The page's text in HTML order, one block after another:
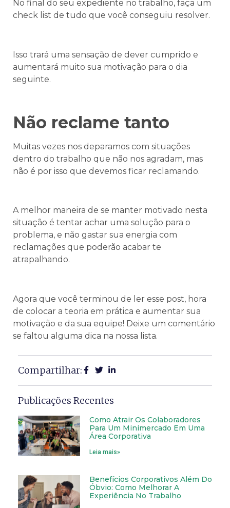
No final do seu expediente no trabalho, faça um
check list de tudo que você conseguiu resolver.
Isso trará uma sensação de dever cumprido e
aumentará muito sua motivação para o dia
seguinte.
Não reclame tanto
Muitas vezes nos deparamos com situações
dentro do trabalho que não nos agradam, mas
não é por isso que devemos ficar reclamando.
A melhor maneira de se manter motivado nesta
situação é tentar achar uma solução para o
problema, e não gastar sua energia com
reclamações que poderão acabar te
atrapalhando.
Agora que você terminou de ler esse post, hora
de colocar a teoria em prática e aumentar sua
motivação e da sua equipe! Deixe um comentário
se faltou alguma dica na nossa lista.
Compartilhar:
Publicações Recentes
Como Atrair Os Colaboradores
Para Um Minimercado Em Uma
Área Corporativa
Leia mais»
Benefícios Corporativos Além Do
Óbvio: Como Melhorar A
Experiência No Trabalho